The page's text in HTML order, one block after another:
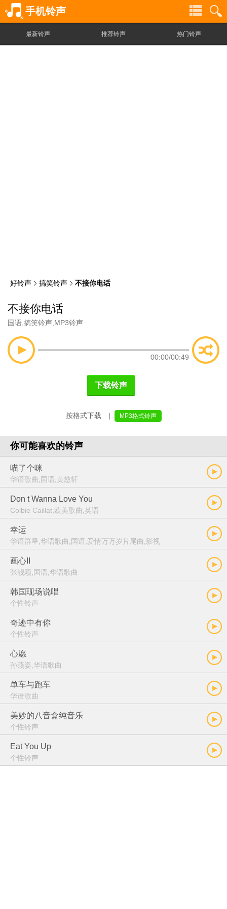
手机铃声
最新铃声 推荐铃声 热门铃声
好铃声 搞笑铃声 不接你电话
不接你电话
国语 搞笑铃声 MP3铃声
00:00/00:49
下载铃声
按格式下载 | MP3格式铃声
你可能喜欢的铃声
喵了个咪
华语歌曲,国语,黄慈轩
Don t Wanna Love You
Colbie Caillat,欧美歌曲,英语
幸运
华语群星,华语歌曲,国语,爱情万万岁片尾曲,影视
画心II
张靓颖,国语,华语歌曲
韩国现场说唱
个性铃声
奇迹中有你
个性铃声
心愿
孙燕姿,华语歌曲
单车与跑车
华语歌曲
美妙的八音盒纯音乐
个性铃声
Eat You Up
个性铃声